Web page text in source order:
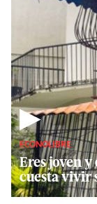
▶
ECONOLIBRE
Eres joven
cuesta vivir